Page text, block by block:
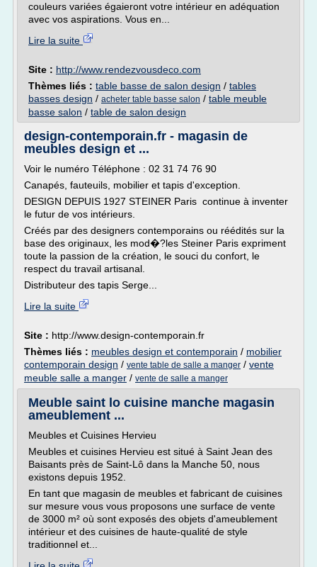
couleurs variées égaieront votre intérieur en adéquation
avec vos aspirations. Vous en...
Lire la suite
Site : http://www.rendezvousdeco.com
Thèmes liés : table basse de salon design / tables
basses design / acheter table basse salon / table meuble
basse salon / table de salon design
design-contemporain.fr - magasin de
meubles design et ...
Voir le numéro Téléphone : 02 31 74 76 90
Canapés, fauteuils, mobilier et tapis d'exception.
DESIGN DEPUIS 1927 STEINER Paris continue à inventer
le futur de vos intérieurs.
Créés par des designers contemporains ou réédités sur la
base des originaux, les mod�?les Steiner Paris expriment
toute la passion de la création, le souci du confort, le
respect du travail artisanal.
Distributeur des tapis Serge...
Lire la suite
Site : http://www.design-contemporain.fr
Thèmes liés : meubles design et contemporain / mobilier
contemporain design / vente table de salle a manger / vente
meuble salle a manger / vente de salle a manger
Meuble saint lo cuisine manche magasin
ameublement ...
Meubles et Cuisines Hervieu
Meubles et cuisines Hervieu est situé à Saint Jean des
Baisants près de Saint-Lô dans la Manche 50, nous
existons depuis 1952.
En tant que magasin de meubles et fabricant de cuisines
sur mesure vous vous proposons une surface de vente
de 3000 m² où sont exposés des objets d'ameublement
intérieur et des cuisines de haute-qualité de style
traditionnel et...